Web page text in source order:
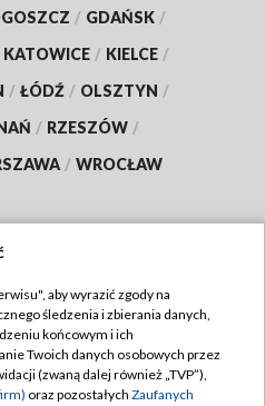
/ GDAŃSK /
KATOWICE / KIELCE /
/ ŁÓDŹ / OLSZTYN /
/ RZESZÓW /
/ WROCŁAW
TVP
TVP
prywatności
aby wyrazić zgody na
śledzenia i zbierania danych,
końcowym i ich
Twoich danych osobowych przez
(zwaną dalej również „TVP”),
oraz pozostałych Zaufanych